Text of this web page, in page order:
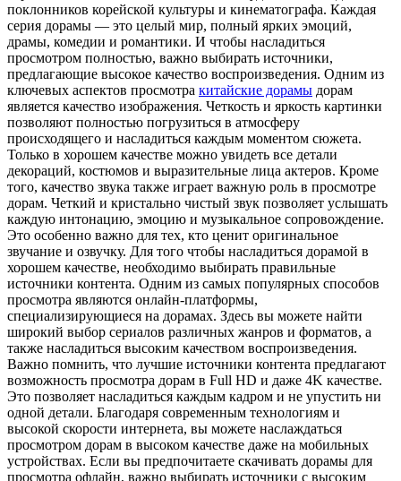
поклонников корейской культуры и кинематографа. Каждая
серия дорамы — это целый мир, полный ярких эмоций,
драмы, комедии и романтики. И чтобы насладиться
просмотром полностью, важно выбирать источники,
предлагающие высокое качество воспроизведения. Одним из
ключевых аспектов просмотра китайские дорамы дорам
является качество изображения. Четкость и яркость картинки
позволяют полностью погрузиться в атмосферу
происходящего и насладиться каждым моментом сюжета.
Только в хорошем качестве можно увидеть все детали
декораций, костюмов и выразительные лица актеров. Кроме
того, качество звука также играет важную роль в просмотре
дорам. Четкий и кристально чистый звук позволяет услышать
каждую интонацию, эмоцию и музыкальное сопровождение.
Это особенно важно для тех, кто ценит оригинальное
звучание и озвучку. Для того чтобы насладиться дорамой в
хорошем качестве, необходимо выбирать правильные
источники контента. Одним из самых популярных способов
просмотра являются онлайн-платформы,
специализирующиеся на дорамах. Здесь вы можете найти
широкий выбор сериалов различных жанров и форматов, а
также насладиться высоким качеством воспроизведения.
Важно помнить, что лучшие источники контента предлагают
возможность просмотра дорам в Full HD и даже 4K качестве.
Это позволяет насладиться каждым кадром и не упустить ни
одной детали. Благодаря современным технологиям и
высокой скорости интернета, вы можете наслаждаться
просмотром дорам в высоком качестве даже на мобильных
устройствах. Если вы предпочитаете скачивать дорамы для
просмотра офлайн, важно выбирать источники с высоким